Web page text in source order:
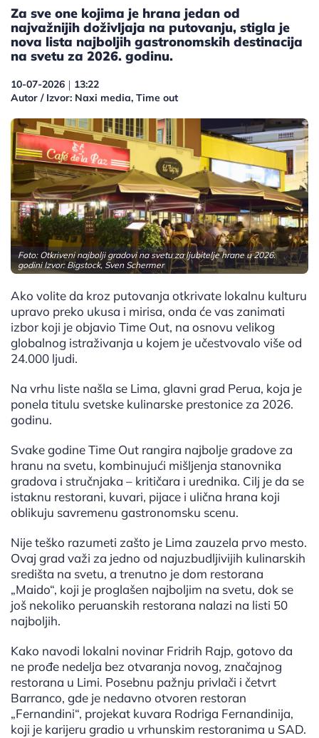
Za sve one kojima je hrana jedan od
najvažnijih doživljaja na putovanju, stigla je
nova lista najboljih gastronomskih destinacija
na svetu za 2026. godinu.
10-07-2026 | 13:22
Autor / Izvor: Naxi media, Time out
Foto: Otkriveni najbolji gradovi na svetu za ljubitelje hrane u 2026.
godini Izvor: Bigstock, Sven Schermer
Ako volite da kroz putovanja otkrivate lokalnu kulturu
upravo preko ukusa i mirisa, onda će vas zanimati
izbor koji je objavio Time Out, na osnovu velikog
globalnog istraživanja u kojem je učestvovalo više od
24.000 ljudi.
Na vrhu liste našla se Lima, glavni grad Perua, koja je
ponela titulu svetske kulinarske prestonice za 2026.
godinu.
Svake godine Time Out rangira najbolje gradove za
hranu na svetu, kombinujući mišljenja stanovnika
gradova i stručnjaka – kritičara i urednika. Cilj je da se
istaknu restorani, kuvari, pijace i ulična hrana koji
oblikuju savremenu gastronomsku scenu.
Nije teško razumeti zašto je Lima zauzela prvo mesto.
Ovaj grad važi za jedno od najuzbudljivijih kulinarskih
središta na svetu, a trenutno je dom restorana
„Maido“, koji je proglašen najboljim na svetu, dok se
još nekoliko peruanskih restorana nalazi na listi 50
najboljih.
Kako navodi lokalni novinar Fridrih Rajp, gotovo da
ne prođe nedelja bez otvaranja novog, značajnog
restorana u Limi. Posebnu pažnju privlači i četvrt
Barranco, gde je nedavno otvoren restoran
„Fernandini“, projekat kuvara Rodriga Fernandinija,
koji je karijeru gradio u vrhunskim restoranima u SAD.